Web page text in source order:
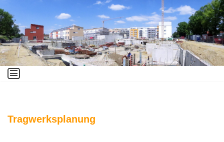
Zum
Inhalt
springen
Tragwerksplanung